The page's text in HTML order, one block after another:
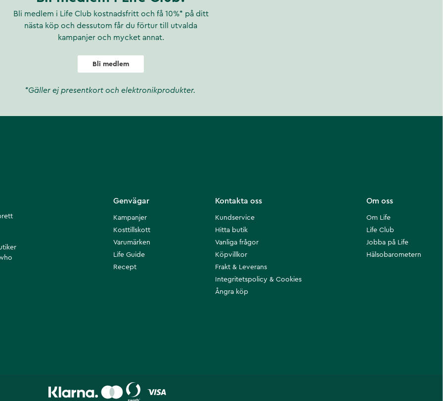
Bli medlem i Life Club kostnadsfritt och få 10%* på ditt
nästa köp och dessutom får du förtur till utvalda
kampanjer och mycket annat.
Bli medlem
*Gäller ej presentkort och elektronikprodukter.
Om oss
Om Life
Life Club
Jobba på Life
Hälsobarometern
Kontakta oss
Kundservice
Hitta butik
Vanliga frågor
Köpvillkor
Frakt & Leverans
Integritetspolicy & Cookies
Ångra köp
Genvägar
Kampanjer
Kosttillskott
Varumärken
Life Guide
Recept